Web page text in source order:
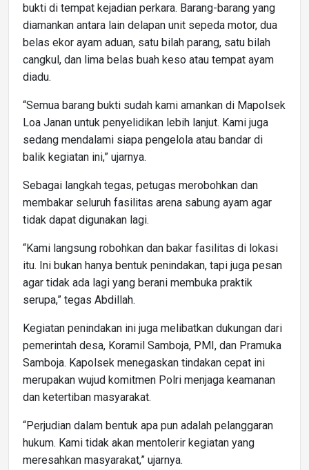
bukti di tempat kejadian perkara. Barang-barang yang
diamankan antara lain delapan unit sepeda motor, dua
belas ekor ayam aduan, satu bilah parang, satu bilah
cangkul, dan lima belas buah keso atau tempat ayam
diadu.
“Semua barang bukti sudah kami amankan di Mapolsek
Loa Janan untuk penyelidikan lebih lanjut. Kami juga
sedang mendalami siapa pengelola atau bandar di
balik kegiatan ini,” ujarnya.
Sebagai langkah tegas, petugas merobohkan dan
membakar seluruh fasilitas arena sabung ayam agar
tidak dapat digunakan lagi.
“Kami langsung robohkan dan bakar fasilitas di lokasi
itu. Ini bukan hanya bentuk penindakan, tapi juga pesan
agar tidak ada lagi yang berani membuka praktik
serupa,” tegas Abdillah.
Kegiatan penindakan ini juga melibatkan dukungan dari
pemerintah desa, Koramil Samboja, PMI, dan Pramuka
Samboja. Kapolsek menegaskan tindakan cepat ini
merupakan wujud komitmen Polri menjaga keamanan
dan ketertiban masyarakat.
“Perjudian dalam bentuk apa pun adalah pelanggaran
hukum. Kami tidak akan mentolerir kegiatan yang
meresahkan masyarakat,” ujarnya.